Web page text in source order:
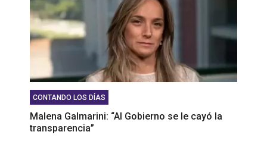
CONTANDO LOS DÍAS
Malena Galmarini: “Al Gobierno se le cayó la
transparencia”